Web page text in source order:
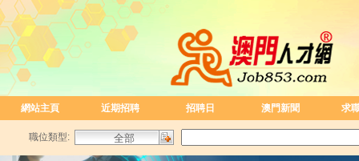
網站主頁 近期招聘 招聘日 澳門新聞 求
職位類型: